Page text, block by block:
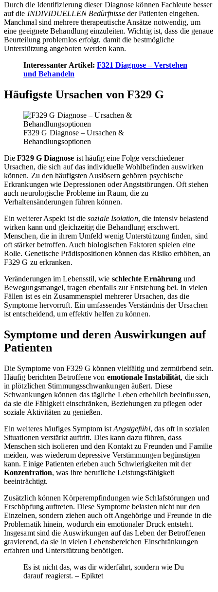
Durch die Identifizierung dieser Diagnose können Fachleute besser
auf die INDIVIDUELLEN Bedürfnisseder Patienten eingehen.
Manchmal sind mehrere therapeutische Ansätze notwendig, um
eine geeignete Behandlung einzuleiten. Wichtig ist, dass die genaue
Beurteilung problemlos erfolgt, damit die bestmögliche
Unterstützung angeboten werden kann.
Interessanter Artikel: F321 Diagnose – Verstehen
und Behandeln
Häufigste Ursachen von F329 G
F329 G Diagnose – Ursachen &
Behandlungsoptionen
DieF329 G Diagnose ist häufig eine Folge verschiedener
Ursachen, die sich auf das individuelle Wohlbefinden auswirken
können. Zu den häufigsten Auslösern gehören psychische
Erkrankungen wie Depressionen oder Angststörungen. Oft stehen
auch neurologische Probleme im Raum, die zu
Verhaltensänderungen führen können.
Ein weiterer Aspekt ist diesoziale Isolation, die intensiv belastend
wirken kann und gleichzeitig die Behandlung erschwert.
Menschen, die in ihrem Umfeld wenig Unterstützung finden, sind
oft stärker betroffen. Auch biologischen Faktoren spielen eine
Rolle. Genetische Prädispositionen können das Risiko erhöhen, an
F329 G zu erkranken.
Veränderungen im Lebensstil, wie schlechte Ernährung und
Bewegungsmangel, tragen ebenfalls zur Entstehung bei. In vielen
Fällen ist es ein Zusammenspiel mehrerer Ursachen, das die
Symptome hervorruft. Ein umfassendes Verständnis der Ursachen
ist entscheidend, um effektiv helfen zu können.
Symptome und deren Auswirkungen auf
Patienten
Die Symptome von F329 G können vielfältig und zermürbend sein.
Häufig berichten Betroffene von emotionale Instabilität, die sich
in plötzlichen Stimmungsschwankungen äußert. Diese
Schwankungen können das tägliche Leben erheblich beeinflussen,
da sie die Fähigkeit einschränken, Beziehungen zu pflegen oder
soziale Aktivitäten zu genießen.
Ein weiteres häufiges Symptom ist Angstgefühl, das oft in sozialen
Situationen verstärkt auftritt. Dies kann dazu führen, dass
Menschen sich isolieren und den Kontakt zu Freunden und Familie
meiden, was wiederum depressive Verstimmungen begünstigen
kann. Einige Patienten erleben auch Schwierigkeiten mit der
Konzentration, was ihre berufliche Leistungsfähigkeit
beeinträchtigt.
Zusätzlich können Körperempfindungen wie Schlafstörungen und
Erschöpfung auftreten. Diese Symptome belasten nicht nur den
Einzelnen, sondern ziehen auch oft Angehörige und Freunde in die
Problematik hinein, wodurch ein emotionaler Druck entsteht.
Insgesamt sind die Auswirkungen auf das Leben der Betroffenen
gravierend, da sie in vielen Lebensbereichen Einschränkungen
erfahren und Unterstützung benötigen.
Es ist nicht das, was dir widerfährt, sondern wie Du
darauf reagierst. – Epiktet